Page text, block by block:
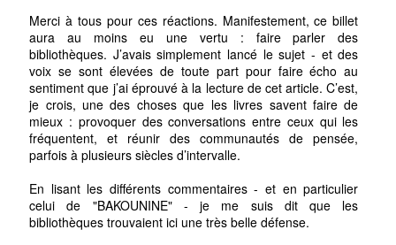
Merci à tous pour ces réactions. Manifestement, ce billet
aura au moins eu une vertu : faire parler des
bibliothèques. J’avais simplement lancé le sujet - et des
voix se sont élevées de toute part pour faire écho au
sentiment que j’ai éprouvé à la lecture de cet article. C’est,
je crois, une des choses que les livres savent faire de
mieux : provoquer des conversations entre ceux qui les
fréquentent, et réunir des communautés de pensée,
parfois à plusieurs siècles d’intervalle.
En lisant les différents commentaires - et en particulier
celui de "BAKOUNINE" - je me suis dit que les
bibliothèques trouvaient ici une très belle défense.